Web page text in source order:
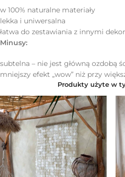
w 100% naturalne materiały
lekka i uniwersalna
łatwa do zestawiania z innymi
Minusy:
subtelna – nie jest główną ozdobą
mniejszy efekt „wow” niż przy
Produkty użyte w